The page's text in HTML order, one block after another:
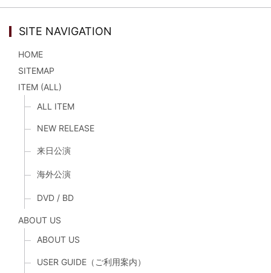
SITE NAVIGATION
HOME
SITEMAP
ITEM (ALL)
ALL ITEM
NEW RELEASE
来日公演
海外公演
DVD / BD
ABOUT US
ABOUT US
USER GUIDE（ご利用案内）